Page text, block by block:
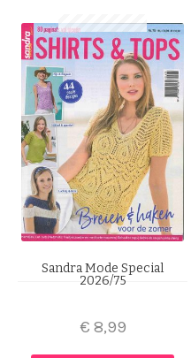
Sandra Mode Special
2026/75
€ 8,99